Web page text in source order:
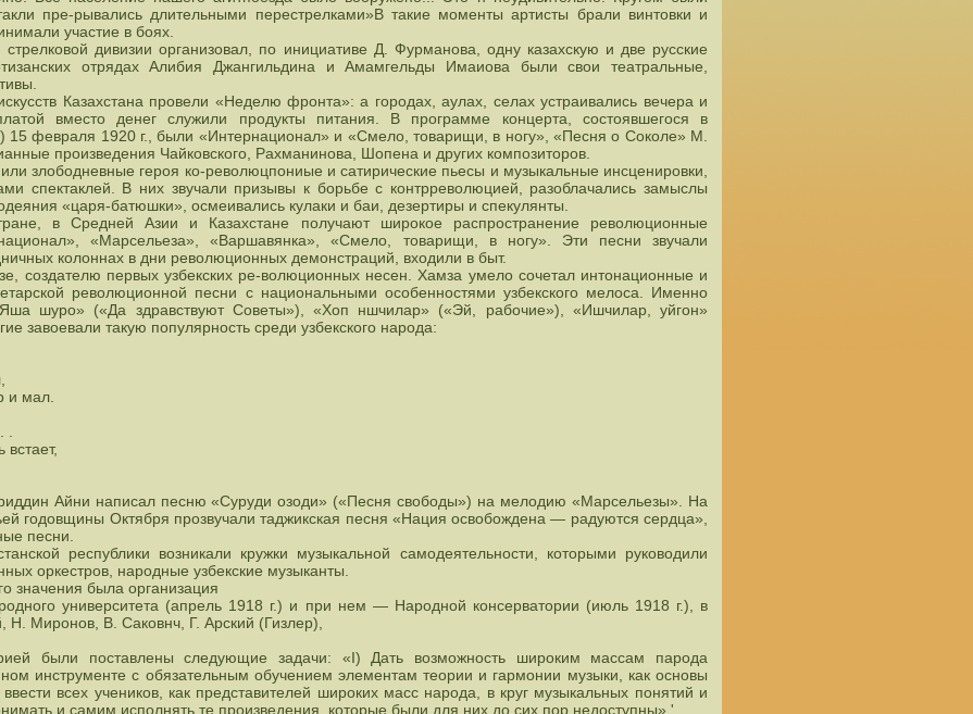
пре-рывались длительными перестрелками»В такие моменты артисты брали винтовки и
участие в боях.
стрелковой дивизии организовал, по инициативе Д. Фурманова, одну казахскую и две русские
отрядах Алибия Джангильдина и Амамгельды Имаиова были свои театральные,
Казахстана провели «Неделю фронта»: а городах, аулах, селах устраивались вечера и
вместо денег служили продукты питания. В программе концерта, состоявшегося в
15 февраля 1920 г., были «Интернационал» и «Смело, товарищи, в ногу», «Песня о Соколе» М.
произведения Чайковского, Рахманинова, Шопена и других композиторов.
злободневные героя ко-революцпониые и сатирические пьесы и музыкальные инсценировки,
спектаклей. В них звучали призывы к борьбе с контрреволюцией, разоблачались замыслы
«царя-батюшки», осмеивались кулаки и баи, дезертиры и спекулянты.
в Средней Азии и Казахстане получают широкое распространение революционные
«Марсельеза», «Варшавянка», «Смело, товарищи, в ногу». Эти песни звучали
колоннах в дни революционных демонстраций, входили в быт.
создателю первых узбекских ре-волюционных несен. Хамза умело сочетал интонационные и
революционной песни с национальными особенностями узбекского мелоса. Именно
шуро» («Да здравствуют Советы»), «Хоп ншчилар» («Эй, рабочие»), «Ишчилар, уйгон»
завоевали такую популярность среди узбекского народа:
и мал.
Айни написал песню «Суруди озоди» («Песня свободы») на мелодию «Марсельезы». На
годовщины Октября прозвучали таджикская песня «Нация освобождена — радуются сердца»,
песни.
республики возникали кружки музыкальной самодеятельности, которыми руководили
оркестров, народные узбекские музыканты.
значения была организация
университета (апрель 1918 г.) и при нем — Народной консерватории (июль 1918 г.), в
Н. Миронов, В. Саковнч, Г. Арский (Гизлер),
были поставлены следующие задачи: «I) Дать возможность широким массам парода
инструменте с обязательным обучением элементам теории и гармонии музыки, как основы
всех учеников, как представителей широких масс народа, в круг музыкальных понятий и
и самим исполнять те произведения, которые были для них до сих пор недоступны» '.